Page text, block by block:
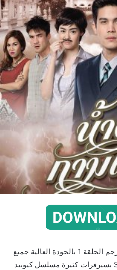
شاهد مسلسل كيوبيد الغبي مترجم الحلقة 1 بالجودة العالية جميع
حلقات مسلسل Stupid Cupid بسيرفرات كثيرة مسلسل كيوبيد